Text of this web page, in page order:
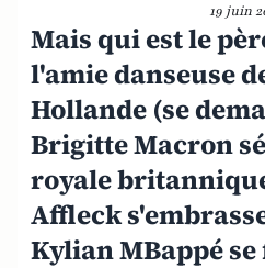
19 juin
Mais qui est le
l'amie danseuse
Hollande (se
Brigitte Macron
royale
Affleck
Kylian MBappé